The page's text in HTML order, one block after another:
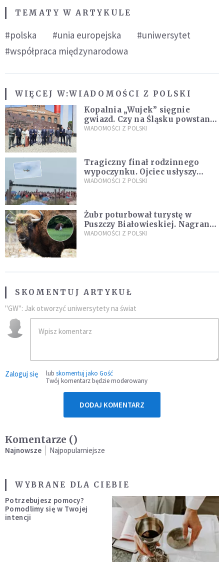
TEMATY W ARTYKULE
#polska #unia europejska
#uniwersytet
#współpraca międzynarodowa
WIĘCEJ W:WIADOMOŚCI Z POLSKI
Kopalnia „Wujek” sięgnie
gwiazd. Czy na Śląsku powstanie
„Dolina Krzemowa”?
WIADOMOŚCI Z POLSKI
Tragiczny finał rodzinnego
wypoczynku. Ojciec usłyszy
zarzuty
WIADOMOŚCI Z POLSKI
Żubr poturbował turystę w
Puszczy Białowieskiej. Nagranie
daje do myślenia
WIADOMOŚCI Z POLSKI
SKOMENTUJ ARTYKUŁ
"GW": Jak otworzyć uniwersytety na świat
Zaloguj się lub skomentuj jako Gość
Twój komentarz będzie moderowany
DODAJ KOMENTARZ
Komentarze ()
Najnowsze Najpopularniejsze
WYBRANE DLA CIEBIE
Potrzebujesz pomocy?
Pomodlimy się w Twojej
intencji